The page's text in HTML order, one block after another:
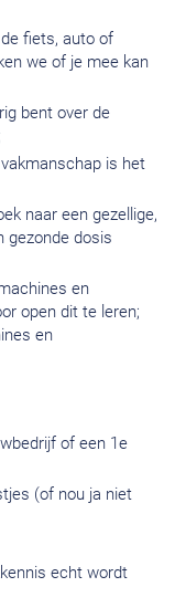
fiets, auto of
we of je mee kan
bent over de
is het
naar een gezellige,
gezonde dosis
en
open dit te leren;
en
of een 1e
(of nou ja niet
echt wordt